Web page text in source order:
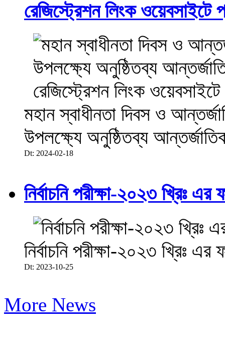
রেজিস্ট্রেশন লিংক ওয়েবসাইটে
মহান স্বাধীনতা দিবস ও
উপলক্ষ্যে অনুষ্ঠিতব্য
Dt: 2024-02-18
নির্বাচনি পরীক্ষা-২০২৩ খ্রিঃ
নির্বাচনি পরীক্ষা-২০২৩ খ্রিঃ
Dt: 2023-10-25
More News